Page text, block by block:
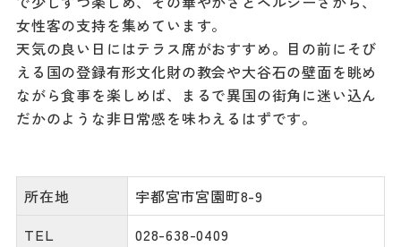
女性客の支持を集めています。
天気の良い日にはテラス席がおすすめ。目の前にそび
える国の登録有形文化財の教会や大谷石の壁面を眺め
ながら食事を楽しめば、まるで異国の街角に迷い込ん
だかのような非日常感を味わえるはずです。
所在地
宇都宮市宮園町8-9
TEL
028-638-0409